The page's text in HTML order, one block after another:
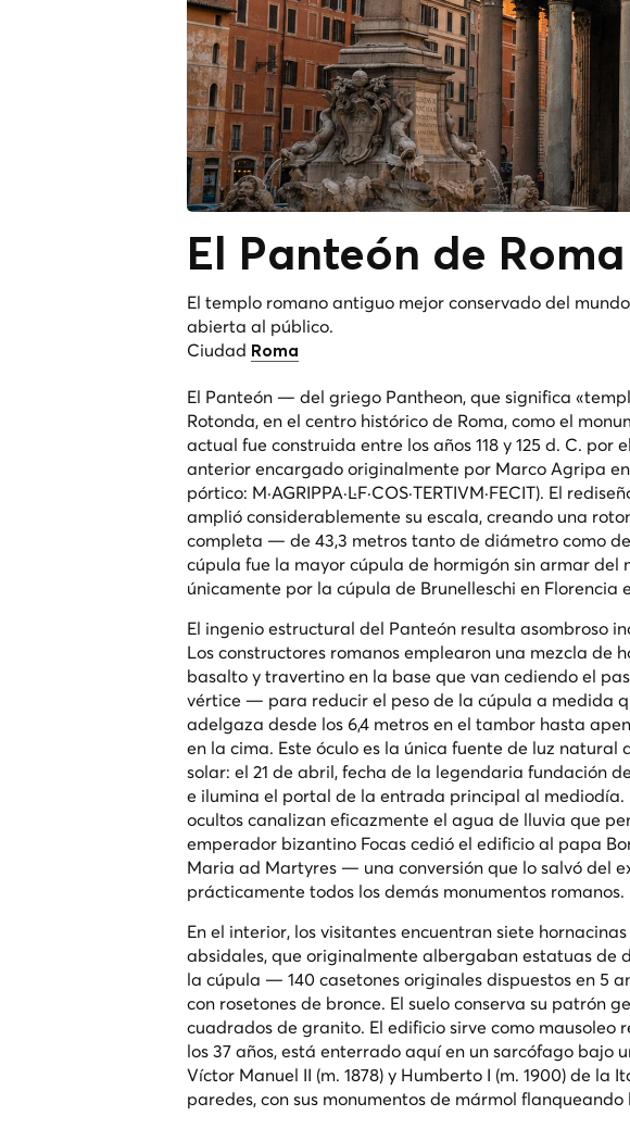
El Panteón de Roma
El templo romano antiguo mejor conservado del
abierta al público.
Ciudad Roma
El Panteón — del griego Pantheon, que significa
Rotonda, en el centro histórico de Roma, como el
actual fue construida entre los años 118 y 125 d. C.
anterior encargado originalmente por Marco Agripa
pórtico: M·AGRIPPA·L·F·COS·TERTIVM·FECIT). El
amplió considerablemente su escala, creando una
completa — de 43,3 metros tanto de diámetro como
cúpula fue la mayor cúpula de hormigón sin armar del
únicamente por la cúpula de Brunelleschi en Florencia
El ingenio estructural del Panteón resulta asombroso
Los constructores romanos emplearon una mezcla
basalto y travertino en la base que van cediendo el
vértice — para reducir el peso de la cúpula a medida
adelgaza desde los 6,4 metros en el tambor hasta
en la cima. Este óculo es la única fuente de luz
solar: el 21 de abril, fecha de la legendaria fundación
e ilumina el portal de la entrada principal al mediodía.
ocultos canalizan eficazmente el agua de lluvia que
emperador bizantino Focas cedió el edificio al papa
Maria ad Martyres — una conversión que lo salvó del
prácticamente todos los demás monumentos romanos.
En el interior, los visitantes encuentran siete
absidales, que originalmente albergaban estatuas de
la cúpula — 140 casetones originales dispuestos en 5
con rosetones de bronce. El suelo conserva su patrón
cuadrados de granito. El edificio sirve como mausoleo
los 37 años, está enterrado aquí en un sarcófago bajo
Víctor Manuel II (m. 1878) y Humberto I (m. 1900) de
paredes, con sus monumentos de mármol flanqueando